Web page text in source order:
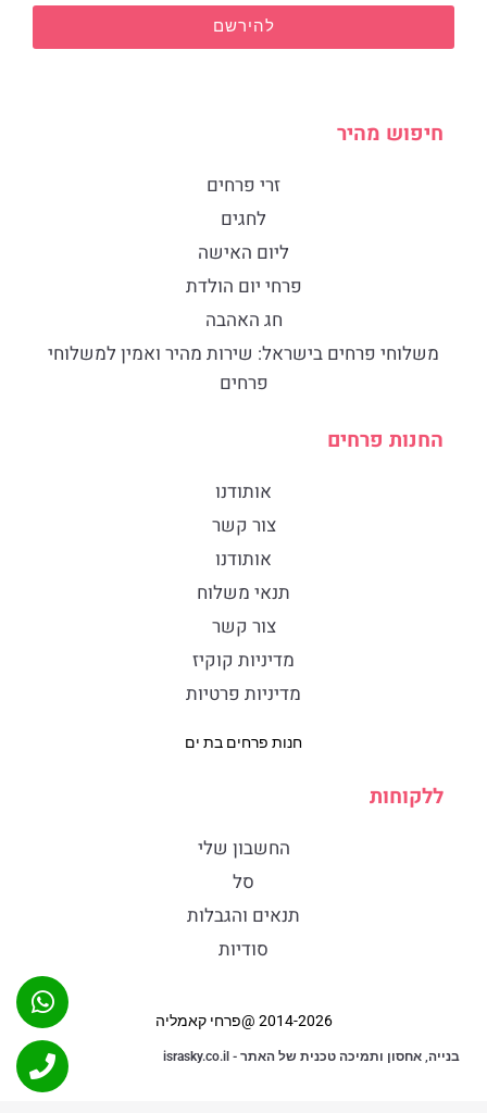
להירשם
חיפוש מהיר
זרי פרחים
לחגים
ליום האישה
פרחי יום הולדת
חג האהבה
​משלוחי פרחים בישראל: שירות מהיר ואמין למשלוחי
פרחים
החנות פרחים
אותודנו
צור קשר
אותודנו
תנאי משלוח
צור קשר
מדיניות קוקיז
מדיניות פרטיות
חנות פרחים בת ים
ללקוחות
החשבון שלי
סל
תנאים והגבלות
סודיות
2014-2026 @פרחי קאמליה
בנייה, אחסון ותמיכה טכנית של האתר - israsky.co.il